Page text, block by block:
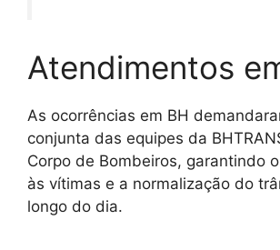
Atendimentos
As ocorrências em BH
conjunta das equipes da
Corpo de Bombeiros, garantindo
às vítimas e a normalização do
longo do dia.